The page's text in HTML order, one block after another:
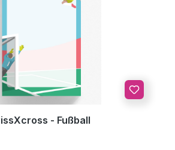
- Fußball